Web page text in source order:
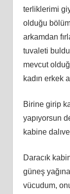
terliklerimi
olduğu
arkamdan
tuvaleti
mevcut
kadın erkek
Birine girip
yapıyorsun
kabine
Daracık
güneş
vücudum,